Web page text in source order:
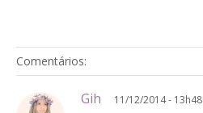
Comentários:
Gih 11/12/2014 - 13h48